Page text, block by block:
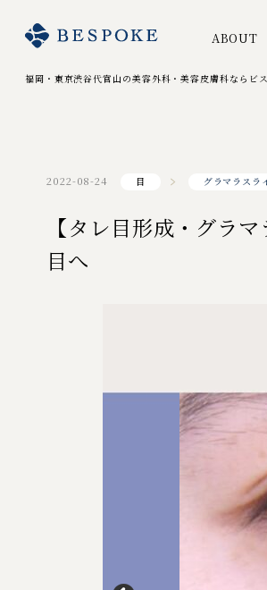
ABOUT
福岡・東京渋谷代官山の美容外科・美容皮膚科ならビ
2022-08-24 目 グラマラスラ
【タレ目形成・グラ
目へ